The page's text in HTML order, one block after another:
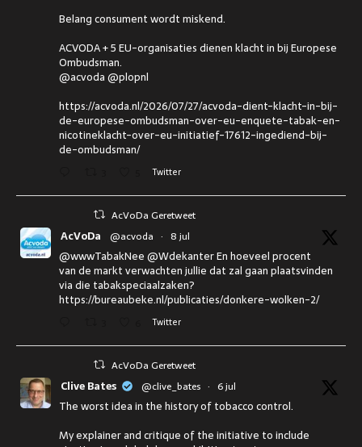
Belang consument wordt miskend.
ACVODA + 5 EU-organisaties dienen klacht in bij Europese
Ombudsman.
@acvoda @plopnl
https://acvoda.nl/2026/07/27/acvoda-dient-klacht-in-bij-
de-europese-ombudsman-over-eu-enquete-tabak-en-
nicotineklacht-over-eu-initiatief-17612-ingediend-bij-
de-ombudsman/
Twitter
AcVoDa Geretweet
AcVoDa @acvoda · 8 jul
@wwwTabakNee @Wdekanter En hoeveel procent
van de markt verwachten jullie dat zal gaan plaatsvinden
via die tabakspeciaalzaken?
https://bureaubeke.nl/publicaties/donkere-wolken-2/
Twitter
AcVoDa Geretweet
Clive Bates @clive_bates · 6 jul
The worst idea in the history of tobacco control.
My explainer and critique of the initiative to include